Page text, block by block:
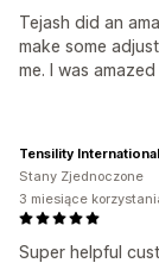
Tejash did an
make some
me. I was
Super helpful
Tensility
Stany Zjednoczone
3 miesiące